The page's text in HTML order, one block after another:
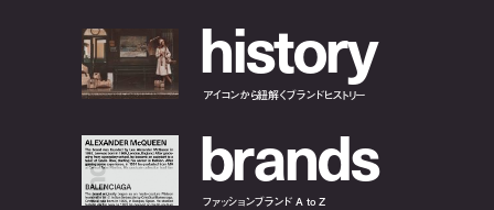
history
アイコンから紐解くブランドヒストリー
brands
ファッションブランド A to Z